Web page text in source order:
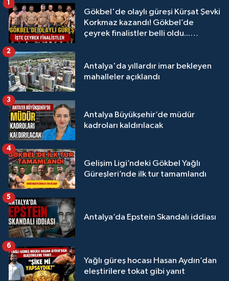
Gökbel'de olaylı güreşi Kürşat Şevki
Korkmaz kazandı! Gökbel’de
çeyrek finalistler belli oldu...
1
Antalya'da yıllardır imar bekleyen
mahalleler açıklandı
2
Antalya Büyükşehir’de müdür
kadroları kaldırılacak
3
Gelişim Ligi’ndeki Gökbel Yağlı
Güreşleri’nde ilk tur tamamlandı
4
Antalya’da Epstein Skandalı iddiası
5
Yağlı güreş hocası Hasan Aydın’dan
eleştirilere tokat gibi yanıt
6